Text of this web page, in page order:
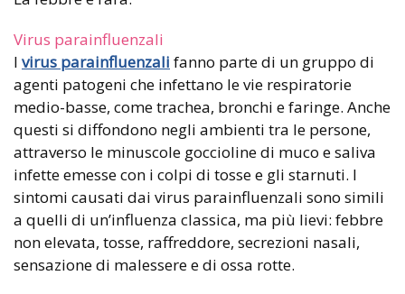
Virus parainfluenzali
I virus parainfluenzali fanno parte di un gruppo di
agenti patogeni che infettano le vie respiratorie
medio-basse, come trachea, bronchi e faringe. Anche
questi si diffondono negli ambienti tra le persone,
attraverso le minuscole goccioline di muco e saliva
infette emesse con i colpi di tosse e gli starnuti. I
sintomi causati dai virus parainfluenzali sono simili
a quelli di un’influenza classica, ma più lievi: febbre
non elevata, tosse, raffreddore, secrezioni nasali,
sensazione di malessere e di ossa rotte.